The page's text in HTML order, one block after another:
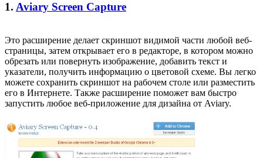
1. Aviary Screen Capture
Это расширение делает скриншот видимой части любой веб-
страницы, затем открывает его в редакторе, в котором можно
обрезать или повернуть изображение, добавить текст и
указатели, получить информацию о цветовой схеме. Вы легко
можете сохранить скриншот на рабочем столе или разместить
его в Интернете. Также расширение поможет вам быстро
запустить любое веб-приложение для дизайна от Aviary.